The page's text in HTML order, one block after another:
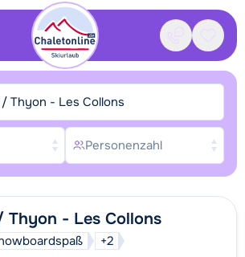
Kontakt
Thyon - Les Collons
+2
Thyon - Les Collons
Personenzahl